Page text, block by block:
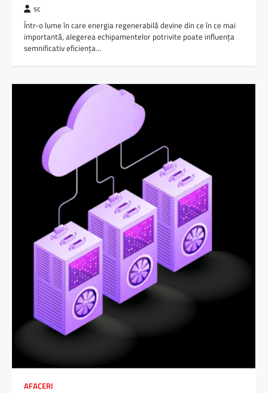
sc
Într-o lume în care energia regenerabilă devine din ce în ce mai
importantă, alegerea echipamentelor potrivite poate influența
semnificativ eficiența…
AFACERI